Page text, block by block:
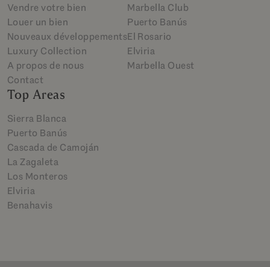
Vendre votre bien
Louer un bien
Nouveaux développements
Luxury Collection
A propos de nous
Contact
Marbella Club
Puerto Banús
El Rosario
Elviria
Marbella Ouest
Top Areas
Sierra Blanca
Puerto Banús
Cascada de Camoján
La Zagaleta
Los Monteros
Elviria
Benahavis